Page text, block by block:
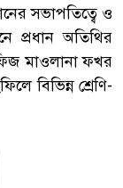
সভাপতিত্বে ও
প্রধান অতিথির
মাওলানা ফখর
বিভিন্ন শ্রেণি-